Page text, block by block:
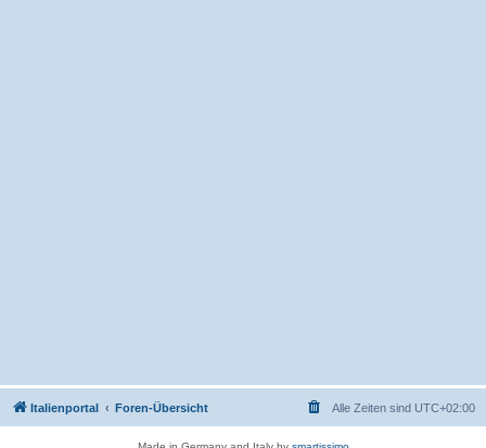
Italienportal Foren-Übersicht Alle Zeiten sind UTC+02:00